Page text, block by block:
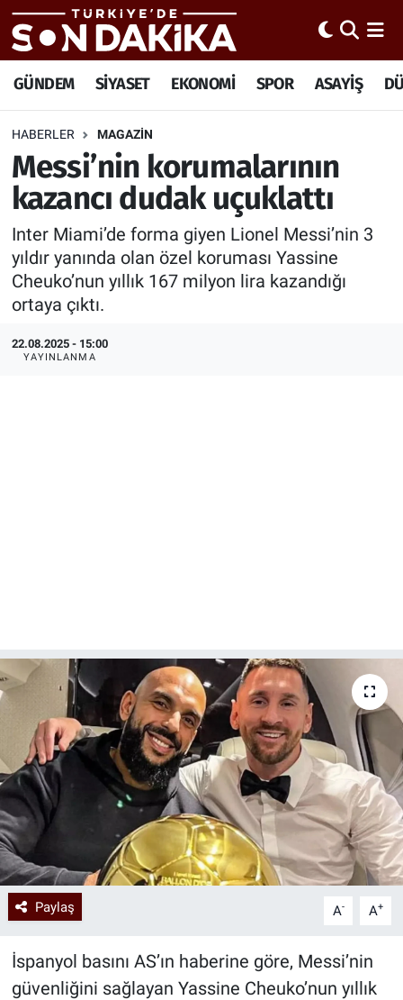
GÜNDEM SİYASET EKONOMİ SPOR ASAYİŞ
HABERLER MAGAZİN
Messi’nin korumalarının
kazancı dudak uçuklattı
Inter Miami’de forma giyen Lionel Messi’nin 3
yıldır yanında olan özel koruması Yassine
Cheuko’nun yıllık 167 milyon lira kazandığı
ortaya çıktı.
22.08.2025 - 15:00
YAYINLANMA
Paylaş A- A+
İspanyol basını AS’ın haberine göre, Messi’nin
güvenliğini sağlayan Yassine Cheuko’nun yıllık
Trafik Durumu
Süper Lig Puan Durumu ve Fikstür
Tüm Manşetler
Son Dakika Haberleri
Haber Arşivi